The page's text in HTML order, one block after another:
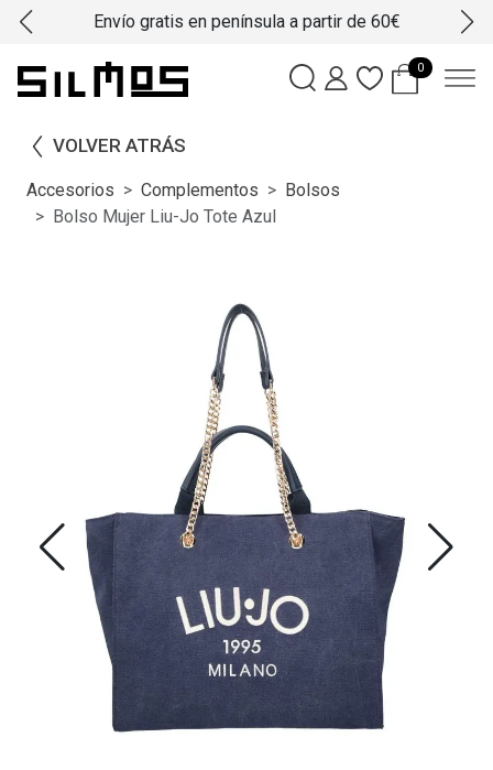
Envío gratis en península a partir de 60€
0
VOLVER ATRÁS
Accesorios Complementos
Bolsos
Bolso Mujer Liu-Jo Tote Azul